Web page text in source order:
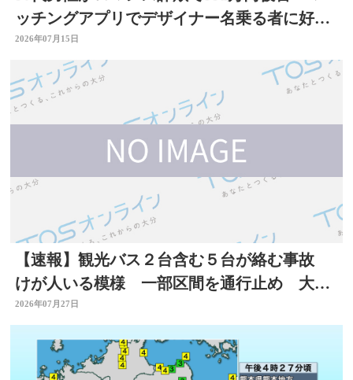
ッチングアプリでデザイナー名乗る者に好意
抱く 大分
2026年07月15日
【速報】観光バス２台含む５台が絡む事故
けが人いる模様 一部区間を通行止め 大分
自動車道
2026年07月27日